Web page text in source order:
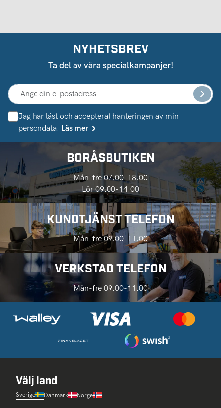
NYHETSBREV
Ta del av våra specialkampanjer!
Jag har läst och accepterat hanteringen av min
persondata. Läs mer
BORÅSBUTIKEN
Mån-fre 07.00-18.00
Lör 09.00-14.00
KUNDTJÄNST TELEFON
Mån-fre 09.00-11.00
VERKSTAD TELEFON
Mån-fre 09.00-11.00
Välj land
Sverige Danmark Norge